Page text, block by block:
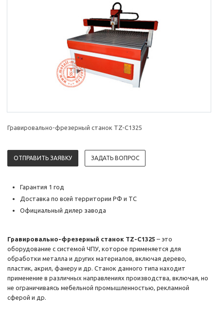
Гравировально-фрезерный станок TZ-C1325
ОТПРАВИТЬ ЗАЯВКУ ЗАДАТЬ ВОПРОС
Гарантия 1 год
Доставка по всей территории РФ и ТС
Официальный дилер завода
Гравировально-фрезерный станок TZ-C1325 – это
оборудование с системой ЧПУ, которое применяется для
обработки металла и других материалов, включая дерево,
пластик, акрил, фанеру и др. Станок данного типа находит
применение в различных направлениях производства, включая, но
не ограничиваясь мебельной промышленностью, рекламной
сферой и др.